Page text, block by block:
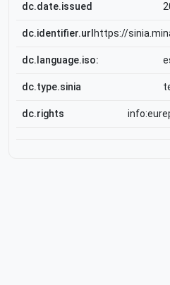
dc.date.issued
dc.identifier.url https://
dc.language.iso:
dc.type.sinia
dc.rights